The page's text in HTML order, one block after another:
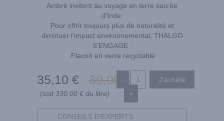
Ambré invitent au voyage en terre sacrée
d'Inde.
Pour offrir toujours plus de naturalité et
diminuer l'impact environnemental, THALGO
S'ENGAGE :
.Flacon en verre recyclable
35,10 € 39,00 €
(soit 330.00 € du litre)
-
+
CONSEILS D'EXPERTS